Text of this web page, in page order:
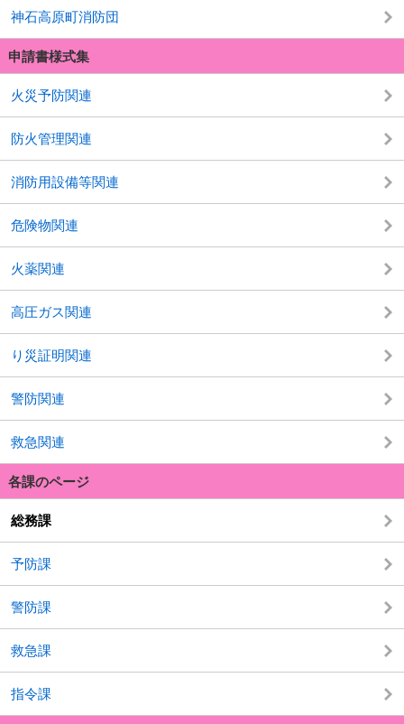
神石高原町消防団
申請書様式集
火災予防関連
防火管理関連
消防用設備等関連
危険物関連
火薬関連
高圧ガス関連
り災証明関連
警防関連
救急関連
各課のページ
総務課
予防課
警防課
救急課
指令課